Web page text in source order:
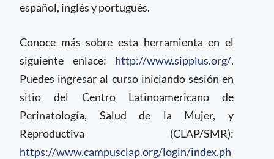
español, inglés y portugués.
Conoce más sobre esta herramienta en el
siguiente enlace: http://www.sipplus.org/.
Puedes ingresar al curso iniciando sesión en
sitio del Centro Latinoamericano de
Perinatología, Salud de la Mujer, y
Reproductiva (CLAP/SMR):
https://www.campusclap.org/login/index.ph